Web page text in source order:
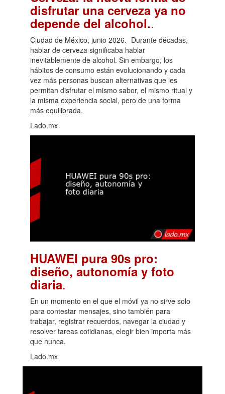
disfrutar una cerveza ya no
depende del alcohol..
Ciudad de México, junio 2026.- Durante décadas,
hablar de cerveza significaba hablar
inevitablemente de alcohol. Sin embargo, los
hábitos de consumo están evolucionando y cada
vez más personas buscan alternativas que les
permitan disfrutar el mismo sabor, el mismo ritual y
la misma experiencia social, pero de una forma
más equilibrada.
Lado.mx
HUAWEI pura 90s pro:
diseño, autonomía y foto
diaria.
En un momento en el que el móvil ya no sirve solo
para contestar mensajes, sino también para
trabajar, registrar recuerdos, navegar la ciudad y
resolver tareas cotidianas, elegir bien importa más
que nunca.
Lado.mx